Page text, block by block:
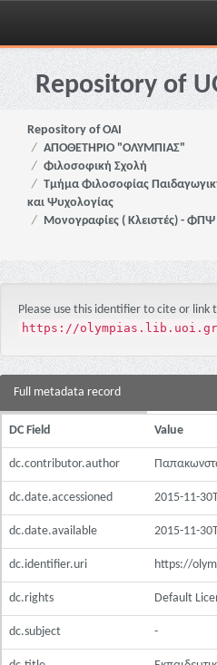
Skip
navigationRepository of
Repository of OAI
ΑΠΟΘΕΤΗΡΙΟ "ΟΛΥΜΠΙΑΣ"
Φιλοσοφική Σχολή
Τμήμα Φιλοσοφίας
και Ψυχολογίας
Μονογραφίες ( Κλειστές) - ΦΠΨ
Please use this identifier to cite or link
https://olympias.lib.uoi.gr/
Full metadata record
DC Field Value
dc.contributor.author
dc.date.accessioned 2015-11-
dc.date.available 2015-11-
dc.identifier.uri https://
dc.rights Default
dc.subject -